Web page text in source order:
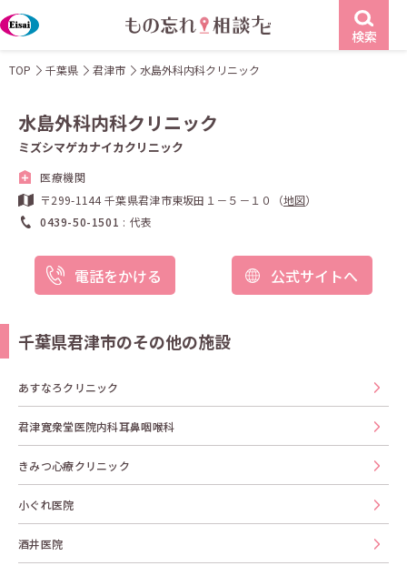
検索
TOP 千葉県 君津市 水島外科内科クリニック
水島外科内科クリニック
ミズシマゲカナイカクリニック
医療機関
〒299-1144 千葉県君津市東坂田１－５－１０（地図）
0439-50-1501
代表
電話をかける 公式サイトへ
千葉県君津市のその他の施設
あすなろクリニック
君津寛衆堂医院内科耳鼻咽喉科
きみつ心療クリニック
小ぐれ医院
酒井医院